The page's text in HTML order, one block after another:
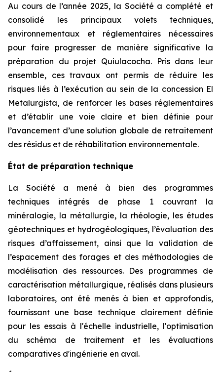
Au cours de l’année 2025, la Société a complété et
consolidé les principaux volets techniques,
environnementaux et réglementaires nécessaires
pour faire progresser de manière significative la
préparation du projet Quiulacocha. Pris dans leur
ensemble, ces travaux ont permis de réduire les
risques liés à l’exécution au sein de la concession El
Metalurgista, de renforcer les bases réglementaires
et d’établir une voie claire et bien définie pour
l’avancement d’une solution globale de retraitement
des résidus et de réhabilitation environnementale.
État de préparation technique
La Société a mené à bien des programmes
techniques intégrés de phase 1 couvrant la
minéralogie, la métallurgie, la rhéologie, les études
géotechniques et hydrogéologiques, l’évaluation des
risques d’affaissement, ainsi que la validation de
l’espacement des forages et des méthodologies de
modélisation des ressources. Des programmes de
caractérisation métallurgique, réalisés dans plusieurs
laboratoires, ont été menés à bien et approfondis,
fournissant une base technique clairement définie
pour les essais à l'échelle industrielle, l'optimisation
du schéma de traitement et les évaluations
comparatives d'ingénierie en aval.